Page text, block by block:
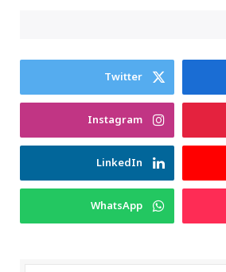
Twitter
Instagram
LinkedIn
WhatsApp